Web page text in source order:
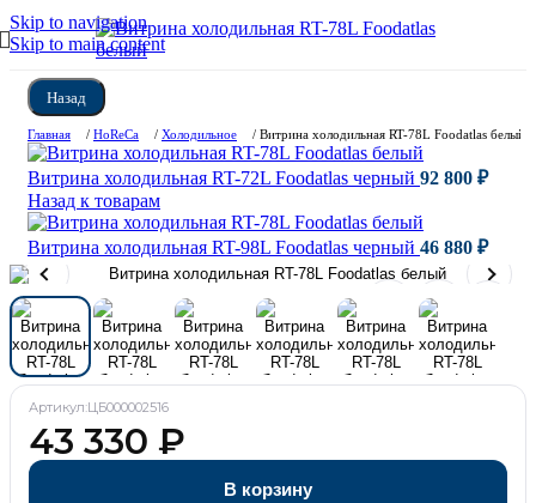
Skip to navigation
Skip to main content
Назад
Главная / HoReCa / Холодильное / Витрина холодильная RT-78L Foodatlas белый
Витрина холодильная RT-72L Foodatlas черный 92 800 ₽
Назад к товарам
Витрина холодильная RT-98L Foodatlas черный 46 880 ₽
Артикул:ЦБ000002516
43 330 ₽
В корзину